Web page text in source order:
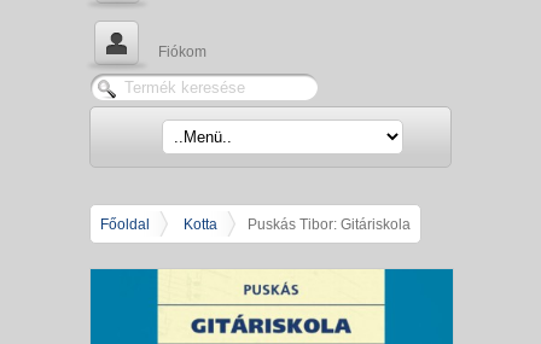
Fiókom
Főoldal Kotta Puskás Tibor: Gitáriskola